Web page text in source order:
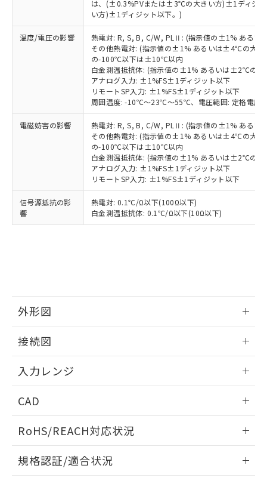
は、(±0.3%PVまたは±3℃の大きい方)±1ディジ
い方)±1ディジット以下。)
温度/電圧の影響
熱電対: R, S, B, C/W, PLⅡ: (指示値の±1% ある
その他熱電対: (指示値の±1% あるいは±4℃の大き
の-100℃以下は±10℃以内
白金測温抵抗体: (指示値の±1% あるいは±2℃の大
アナログ入力: ±1%FS±1ディジット以下
リモートSP入力: ±1%FS±1ディジット以下
周囲温度: -10℃～23℃～55℃、電圧範囲: 定格電圧
電磁妨害の影響
熱電対: R, S, B, C/W, PLⅡ: (指示値の±1% ある
その他熱電対: (指示値の±1% あるいは±4℃の大き
の-100℃以下は±10℃以内
白金測温抵抗体: (指示値の±1% あるいは±2℃の大
アナログ入力: ±1%FS±1ディジット以下
リモートSP入力: ±1%FS±1ディジット以下
信号源抵抗の影
響
熱電対: 0.1℃/Ω以下(100Ω以下)
白金測温抵抗体: 0.1℃/Ω以下(10Ω以下)
外形図
接続図
入力レンジ
CAD
ドすることができます。
ログイン/会員登録
RoHS/REACH対応状況
EU RoHS 注意事項・凡例
規格認証/適合状況